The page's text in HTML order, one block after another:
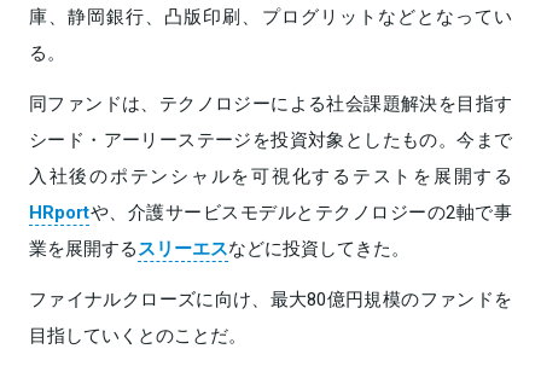
庫、静岡銀行、凸版印刷、プログリットなどとなってい
る。
同ファンドは、テクノロジーによる社会課題解決を目指す
シード・アーリーステージを投資対象としたもの。今まで
入社後のポテンシャルを可視化するテストを展開する
HRportや、介護サービスモデルとテクノロジーの2軸で事
業を展開するスリーエスなどに投資してきた。
ファイナルクローズに向け、最大80億円規模のファンドを
目指していくとのことだ。